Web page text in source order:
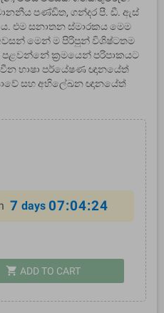
පණ්ඩිත, ගන්දර පී. ඩී. ඇස්
එම සනාතන ස්මාරකය මෙම
මෙන් ම පිරිපුන් විශිෂ්ටතම
ක්‍රමයෙන් පරිපාකයට
භාෂා පර්යේෂණ ඥානයේත්
සහ අභිලේඛන ඥානයේත්
7 days 07:04:24
shopping_cart ADD TO CART